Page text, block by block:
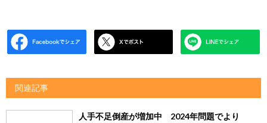
関連記事
人手不足倒産が増加中 2024年問題でより